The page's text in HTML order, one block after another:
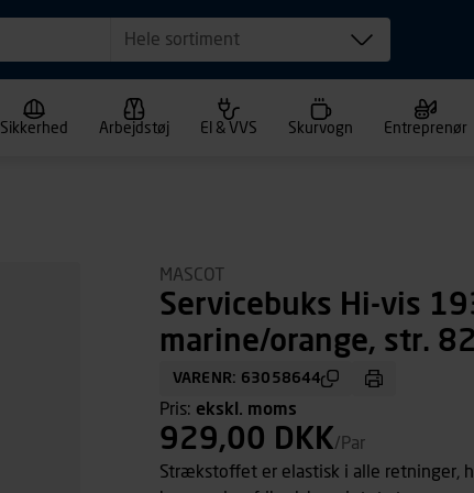
Hele sortiment
Sikkerhed Arbejdstøj El & VVS Skurvogn Entreprenør
MASCOT
Servicebuks Hi-vis
marine/orange, str.
VARENR: 63058644
Pris: ekskl. moms
929,00 DKK/Par
Strækstoffet er elastisk i alle retninger,